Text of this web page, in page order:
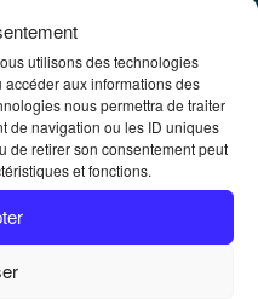
utilisons des technologies
aux informations des
nous permettra de traiter
de navigation ou les ID uniques
de retirer son consentement peut
et fonctions.
· 974
Ei
Bureautique et